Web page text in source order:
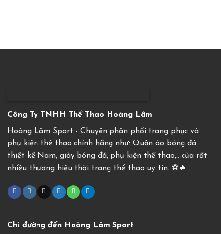
Công Ty TNHH Thể Thao Hoàng Lâm
Hoàng Lâm Sport - Chuyên phân phối trang phục và
phụ kiện thể thao chính hãng như: Quần áo bóng đá
thiết kế Nam, giày bóng đá, phụ kiện thể thao,.. của rất
nhiều thương hiệu thời trang thể thao uy tín. ⚽️🔥
Chỉ đường đến Hoàng Lâm Sport